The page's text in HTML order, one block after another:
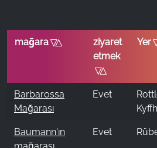
mağara
Sort ascending by
mağara ziyaret etmek
Sort ascending
ziyaret
etmek
Yer
Sort
Yer
Barbarossa
Mağarası
Evet
Baumann'ın
Evet